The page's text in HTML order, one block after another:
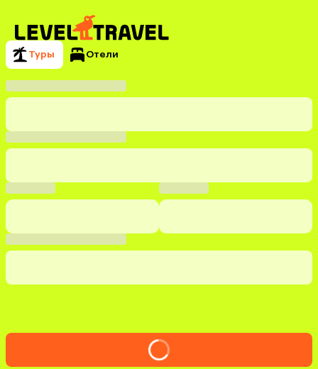
Туры Отели